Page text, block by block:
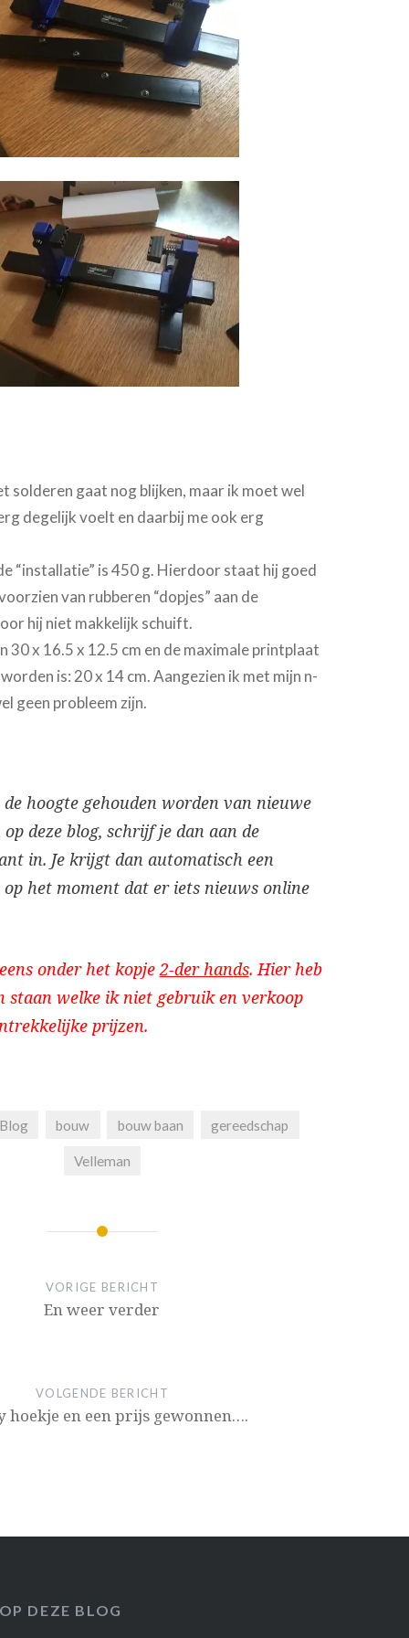
solderen gaat nog blijken, maar ik moet wel
degelijk voelt en daarbij me ook erg
“installatie” is 450 g. Hierdoor staat hij goed
van rubberen “dopjes” aan de
hij niet makkelijk schuift.
30 x 16.5 x 12.5 cm en de maximale printplaat
is: 20 x 14 cm. Aangezien ik met mijn n-
geen probleem zijn.
hoogte gehouden worden van nieuwe
deze blog, schrijf je dan aan de
in. Je krijgt dan automatisch een
het moment dat er iets nieuws online
onder het kopje2-der hands. Hier heb
staan welke ik niet gebruik en verkoop
prijzen.
bouw bouw baan gereedschap
Velleman
VORIGE BERICHT
En weer verder
VOLGENDE BERICHT
hoekje en een prijs gewonnen….
DEZE BLOG